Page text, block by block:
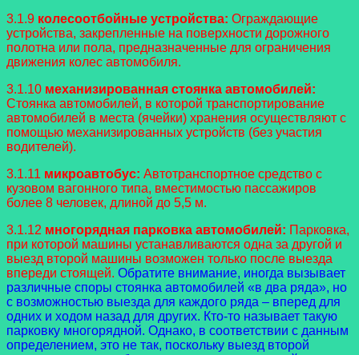
3.1.9 колесоотбойные устройства: Ограждающие
устройства, закрепленные на поверхности дорожного
полотна или пола, предназначенные для ограничения
движения колес автомобиля.
3.1.10 механизированная стоянка автомобилей:
Стоянка автомобилей, в которой транспортирование
автомобилей в места (ячейки) хранения осуществляют с
помощью механизированных устройств (без участия
водителей).
3.1.11 микроавтобус: Автотранспортное средство с
кузовом вагонного типа, вместимостью пассажиров
более 8 человек, длиной до 5,5 м.
3.1.12 многорядная парковка автомобилей: Парковка,
при которой машины устанавливаются одна за другой и
выезд второй машины возможен только после выезда
впереди стоящей. Обратите внимание, иногда вызывает
различные споры стоянка автомобилей «в два ряда», но
с возможностью выезда для каждого ряда – вперед для
одних и ходом назад для других. Кто-то называет такую
парковку многорядной. Однако, в соответствии с данным
определением, это не так, поскольку выезд второй